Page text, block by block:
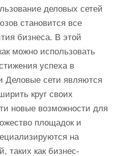
деловых сетей
становится все
бизнеса. В этой
можно использовать
успеха в
Деловые сети являются
круг своих
новые возможности для
площадок и
на
таких как бизнес-